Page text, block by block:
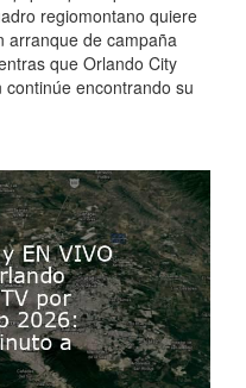
regiomontano quiere
arranque de campaña
que Orlando City
encontrando su